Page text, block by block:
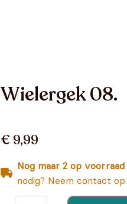
Wielergek 08.
€ 9,99
Nog maar 2 op voorraad
nodig? Neem contact op.